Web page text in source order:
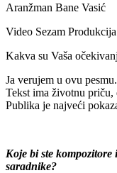
Aranžman Bane Vasić
Video Sezam Produkcija
Kakva su Vaša
Ja verujem u ovu
Tekst ima životnu
Publika je najveći
Koje bi ste
saradnike?